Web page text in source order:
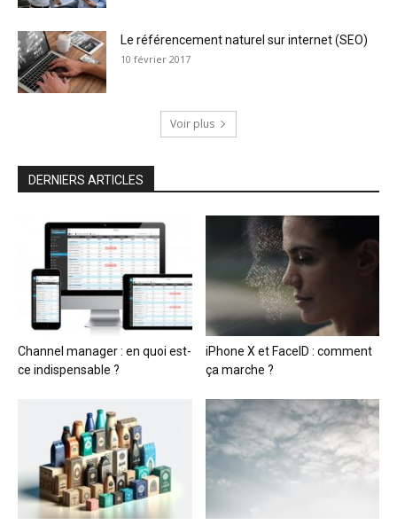
Le référencement naturel sur internet (SEO)
10 février 2017
Voir plus
DERNIERS ARTICLES
Channel manager : en quoi est-
ce indispensable ?
iPhone X et FaceID : comment
ça marche ?